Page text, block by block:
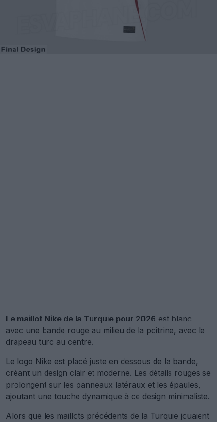
Le maillot Nike de la Turquie pour 2026 est blanc
avec une bande rouge au milieu de la poitrine, avec le
drapeau turc au centre.
Le logo Nike est placé juste en dessous de la bande,
créant un design clair et moderne. Les détails rouges se
prolongent sur les panneaux latéraux et les épaules,
ajoutant une touche dynamique à ce design minimaliste.
Alors que les maillots précédents de la Turquie jouaient